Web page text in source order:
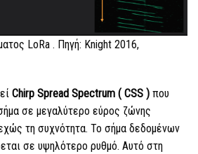
LoRa. Πηγή: Knight 2016,
Chirp Spread Spectrum ( CSS)που
σε μεγαλύτερο εύρος ζώνης
τη συχνότητα. Το σήμα δεδομένων
σε υψηλότερο ρυθμό. Αυτό στη